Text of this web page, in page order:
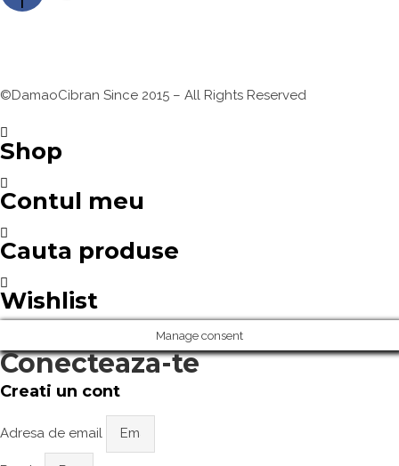
©DamaoCibran Since 2015 – All Rights Reserved
Shop
Contul meu
Cauta produse
Wishlist
Manage consent
Conecteaza-te
Creati un cont
Adresa de email